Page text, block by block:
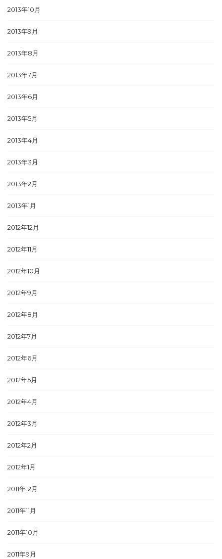
2013年10月
2013年9月
2013年8月
2013年7月
2013年6月
2013年5月
2013年4月
2013年3月
2013年2月
2013年1月
2012年12月
2012年11月
2012年10月
2012年9月
2012年8月
2012年7月
2012年6月
2012年5月
2012年4月
2012年3月
2012年2月
2012年1月
2011年12月
2011年11月
2011年10月
2011年9月